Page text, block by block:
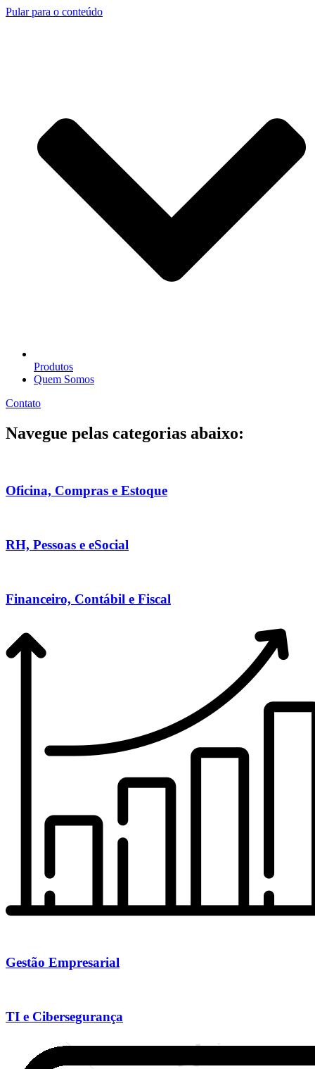
Pular para o conteúdo
Produtos
Quem Somos
Contato
Navegue pelas categorias abaixo:
Oficina, Compras e Estoque
RH, Pessoas e eSocial
Financeiro, Contábil e Fiscal
Gestão Empresarial
TI e Cibersegurança